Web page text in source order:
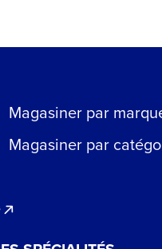
Magasiner par
Magasiner par